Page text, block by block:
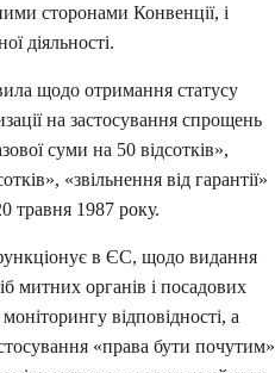
сторонами Конвенції, і
діяльності.
щодо отримання статусу
на застосування спрощень
суми на 50 відсотків»,
«звільнення від гарантії»
травня 1987 року.
в ЄС, щодо видання
митних органів і посадових
відповідності, а
«права бути почутим»